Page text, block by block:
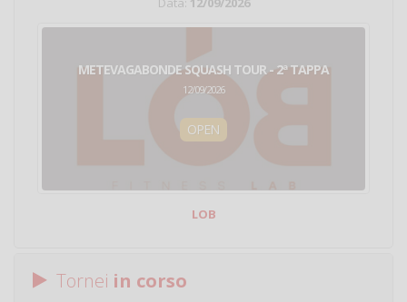
METEVAGABONDE SQUASH TOUR - 2ª TAPPA
12/09/2026
OPEN
LOB
Tornei in corso